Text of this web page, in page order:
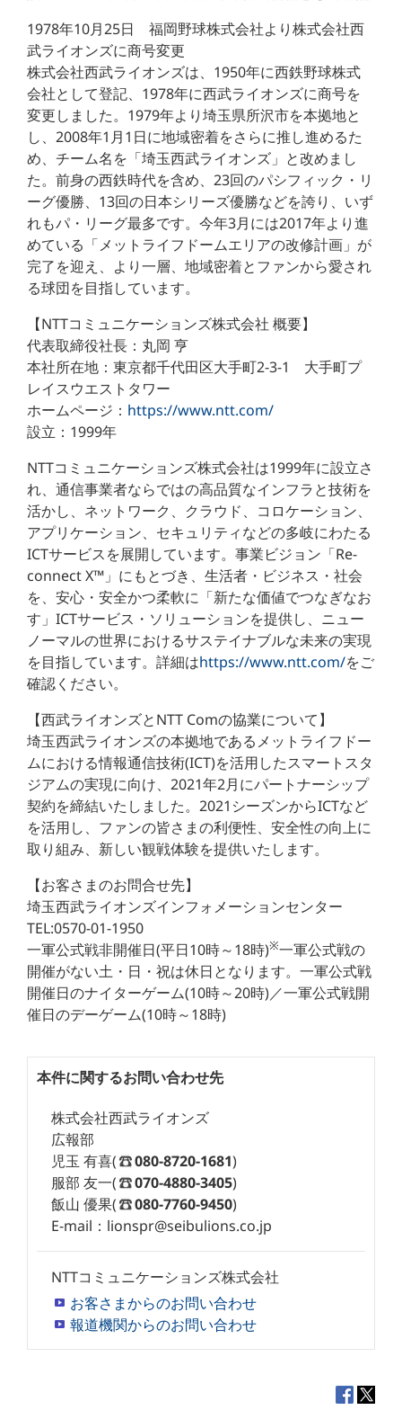
1978年10月25日 福岡野球株式会社より株式会社西
武ライオンズに商号変更
株式会社西武ライオンズは、1950年に西鉄野球株式
会社として登記、1978年に西武ライオンズに商号を
変更しました。1979年より埼玉県所沢市を本拠地と
し、2008年1月1日に地域密着をさらに推し進めるた
め、チーム名を「埼玉西武ライオンズ」と改めまし
た。前身の西鉄時代を含め、23回のパシフィック・リ
ーグ優勝、13回の日本シリーズ優勝などを誇り、いず
れもパ・リーグ最多です。今年3月には2017年より進
めている「メットライフドームエリアの改修計画」が
完了を迎え、より一層、地域密着とファンから愛され
る球団を目指しています。
【NTTコミュニケーションズ株式会社 概要】
代表取締役社長：丸岡 亨
本社所在地：東京都千代田区大手町2-3-1 大手町プ
レイスウエストタワー
ホームページ： https://www.ntt.com/
設立：1999年
NTTコミュニケーションズ株式会社は1999年に設立さ
れ、通信事業者ならではの高品質なインフラと技術を
活かし、ネットワーク、クラウド、コロケーション、
アプリケーション、セキュリティなどの多岐にわたる
ICTサービスを展開しています。事業ビジョン「Re-
connect X™」にもとづき、生活者・ビジネス・社会
を、安心・安全かつ柔軟に「新たな価値でつなぎなお
す」ICTサービス・ソリューションを提供し、ニュー
ノーマルの世界におけるサステイナブルな未来の実現
を目指しています。詳細はhttps://www.ntt.com/をご
確認ください。
【西武ライオンズとNTT Comの協業について】
埼玉西武ライオンズの本拠地であるメットライフドー
ムにおける情報通信技術(ICT)を活用したスマートスタ
ジアムの実現に向け、2021年2月にパートナーシップ
契約を締結いたしました。2021シーズンからICTなど
を活用し、ファンの皆さまの利便性、安全性の向上に
取り組み、新しい観戦体験を提供いたします。
【お客さまのお問合せ先】
埼玉西武ライオンズインフォメーションセンター
TEL:0570-01-1950
一軍公式戦非開催日(平日10時～18時)※一軍公式戦の
開催がない土・日・祝は休日となります。一軍公式戦
開催日のナイターゲーム(10時～20時)／一軍公式戦開
催日のデーゲーム(10時～18時)
本件に関するお問い合わせ先
株式会社西武ライオンズ
広報部
児玉 有喜(
080-8720-1681)
服部 友一(
070-4880-3405)
飯山 優果(
080-7760-9450)
E-mail：lionspr@seibulions.co.jp
NTTコミュニケーションズ株式会社
お客さまからのお問い合わせ
報道機関からのお問い合わせ